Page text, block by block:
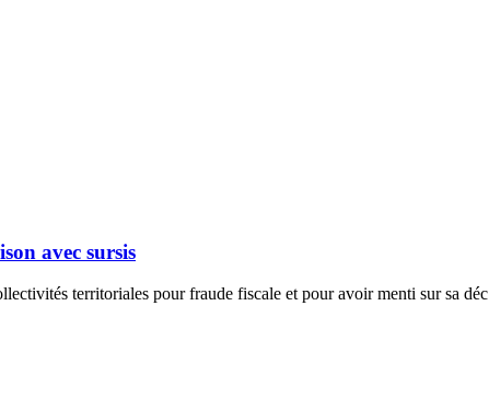
avec sursis
territoriales pour fraude fiscale et pour avoir menti sur sa déc